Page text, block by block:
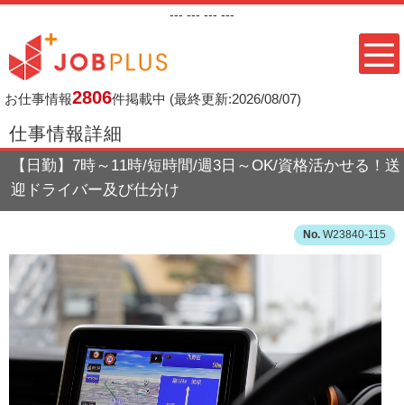
--- --- --- ---
お仕事情報2806件掲載中 (最終更新:2026/08/07)
仕事情報詳細
【日勤】7時～11時/短時間/週3日～OK/資格活かせる！送
迎ドライバー及び仕分け
W23840-115